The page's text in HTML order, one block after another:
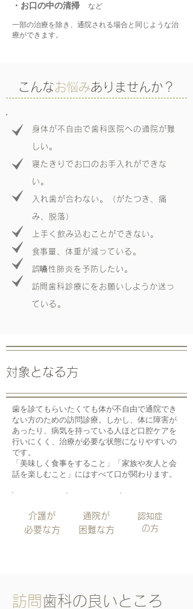
・お口の中の清掃
など
一部の治療を除き、通院される場合と同じような治
療ができます。
​こんなお悩みありませんか？
身体が不自由で歯科医院への通院が難
しい。
寝たきりでお口のお手入れができな
い。
入れ歯が合わない。（がたつき、痛
み、脱落）
上手く飲み込むことができない。
​食事量、体重が減っている。
​誤嚥性肺炎を予防したい。
​訪問歯科診療にをお願いしようか迷っ
ている。
​対象となる方
歯を診てもらいたくても体が不自由で通院でき
ない方のための訪問診療。しかし、体に障害が
あったり、病気を持っている人ほど口腔ケアを
行いにくく、治療が必要な状態になりやすいの
です。
「美味しく食事をすること」「家族や友人と会
話を楽しむこと」にはすべて口が関わります。
​介護が
必要な方
​通院が
困難な方
​認知症
​の方
訪問歯科の良いところ